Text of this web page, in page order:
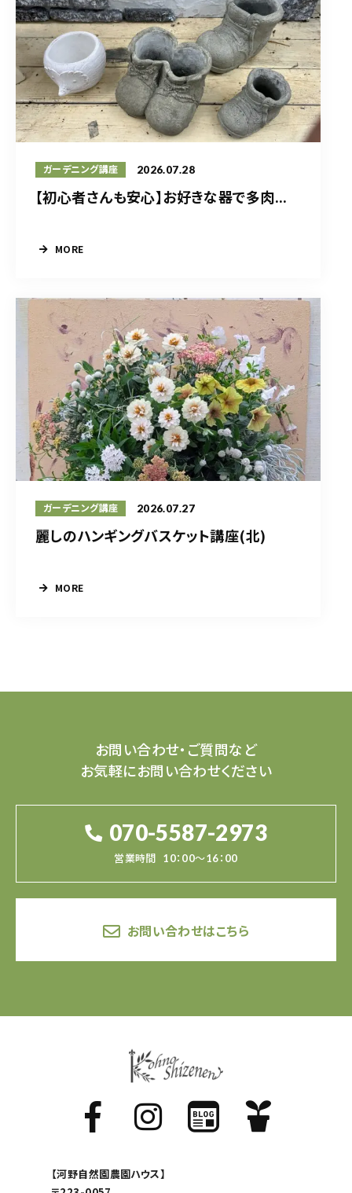
ガーデニング講座 2026.07.28
【初心者さんも安心】お好きな器で多肉...
MORE
ガーデニング講座 2026.07.27
麗しのハンギングバスケット講座(北)
MORE
お問い合わせ・ご質問など
お気軽にお問い合わせください
070-5587-2973
営業時間 10：00～16：00
お問い合わせはこちら
【河野自然園農園ハウス】